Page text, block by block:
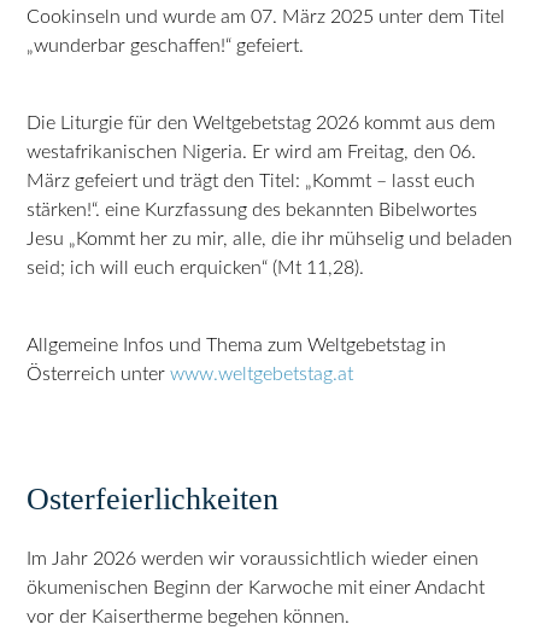
Cookinseln und wurde am 07. März 2025 unter dem Titel
„wunderbar geschaffen!“ gefeiert.
Die Liturgie für den Weltgebetstag 2026 kommt aus dem
westafrikanischen Nigeria. Er wird am Freitag, den 06.
März gefeiert und trägt den Titel: „Kommt – lasst euch
stärken!“. eine Kurzfassung des bekannten Bibelwortes
Jesu „Kommt her zu mir, alle, die ihr mühselig und beladen
seid; ich will euch erquicken“ (Mt 11,28).
Allgemeine Infos und Thema zum Weltgebetstag in
Österreich unterwww.weltgebetstag.at
Osterfeierlichkeiten
Im Jahr 2026 werden wir voraussichtlich wieder einen
ökumenischen Beginn der Karwoche mit einer Andacht
vor der Kaisertherme begehen können.